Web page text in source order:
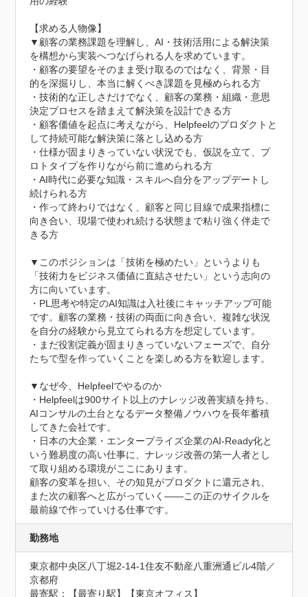
【求める人物像】
▼顧客の業務課題を理解し、AI・技術活用による解決策
を構想から実装へつなげられる人を求めています。
・顧客の要望をそのまま受け取るのではなく、背景・目
的を深掘りし、本当に解くべき課題を見極められる方
・技術的な正しさだけでなく、顧客の業務・組織・意思
決定プロセスを踏まえて解決策を設計できる方
・顧客価値を起点に考えながら、Helpfeelのプロダクトと
して持続可能な解決策に落とし込める方
・仕様が固まりきっていない状況でも、仮説を立て、プ
ロトタイプを作りながら前に進められる方
・AI時代に必要な知識・スキルへ自分をアップデートし
続けられる方
・作って終わりではなく、顧客と同じ目線で成果指標に
向き合い、現場で使われ続ける状態まで粘り強く伴走で
きる方
▼このポジションは「技術を極めたい」というよりも
「技術力をビジネス価値に直結させたい」という志向の
方に向いています。
・PL思考や特定のAI知識は入社後にキャッチアップ可能
です。顧客の業務・技術の両面に向き合い、複雑な状況
を自分の経験から見立てられる方を想定しています。
・まだ役割定義が固まりきっていないフェーズで、自分
たちで型を作っていくことを楽しめる方を歓迎します。
▼なぜ今、Helpfeelでやるのか
・Helpfeelは900サイト以上のナレッジ改善実績を持ち、
AIコンサルの土台となるデータ整備ノウハウを長年蓄積
してきた会社です。
・日本の大企業・エンタープライズ企業のAI-Ready化と
いう難易度の高い仕事に、ナレッジ改善の第一人者とし
て取り組める環境がここにあります。
顧客の変革を担い、その知見がプロダクトに還元され、
また次の顧客へと広がっていく――この正のサイクルを
最前線で作っていける仕事です。
勤務地
東京都中央区八丁堀2-14-1住友不動産八重洲通ビル4階／
京都府
最寄駅：【最寄り駅】【東京オフィス】